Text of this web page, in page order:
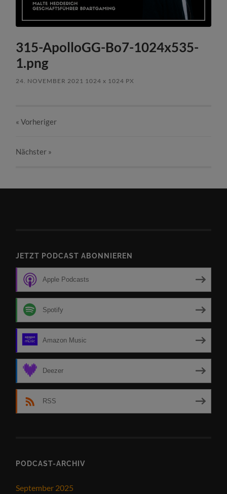
315-ApolloGG-Bo7-1024x535-
1.png
24. NOVEMBER 2021 1024x 1024 PX
« Vorheriger
Nächster »
JETZT PODCAST ABONNIEREN
Apple Podcasts
Spotify
Amazon Music
Deezer
RSS
PODCAST-ARCHIV
September 2025